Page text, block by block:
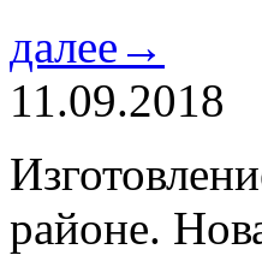
далее→
11.09.2018
районе.